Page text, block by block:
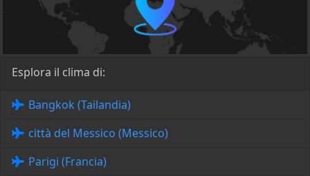
Esplora il clima di:
Bangkok (Tailandia)
città del Messico (Messico)
Parigi (Francia)